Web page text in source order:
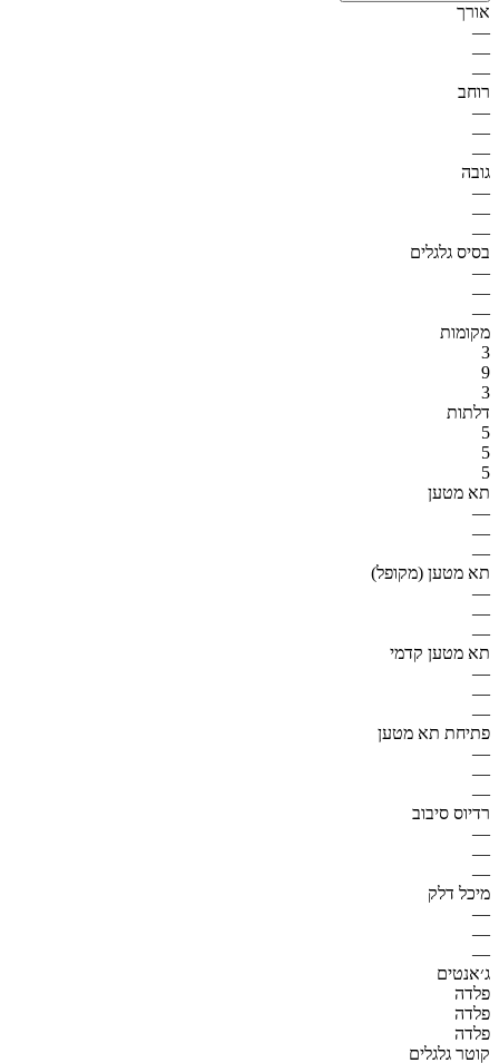
אורך
—
—
—
רוחב
—
—
—
גובה
—
—
—
בסיס גלגלים
—
—
—
מקומות
3
9
3
דלתות
5
5
5
תא מטען
—
—
—
תא מטען (מקופל)
—
—
—
תא מטען קדמי
—
—
—
פתיחת תא מטען
—
—
—
רדיוס סיבוב
—
—
—
מיכל דלק
—
—
—
ג׳אנטים
פלדה
פלדה
פלדה
קוטר גלגלים